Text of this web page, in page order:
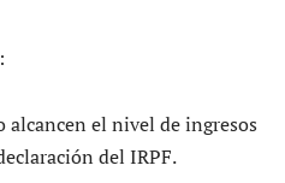
alcancen el nivel de ingresos
del IRPF.